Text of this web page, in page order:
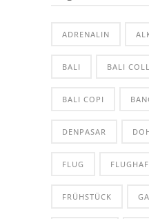
ADRENALIN
BALI BALI
BALI COPI
DENPASAR
FLUG
FRÜHSTÜCK